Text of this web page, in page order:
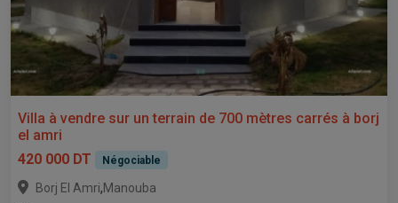
Villa à vendre sur un terrain de 700 mètres carrés à borj
el amri
420 000 DT
Négociable
Borj El Amri,Manouba